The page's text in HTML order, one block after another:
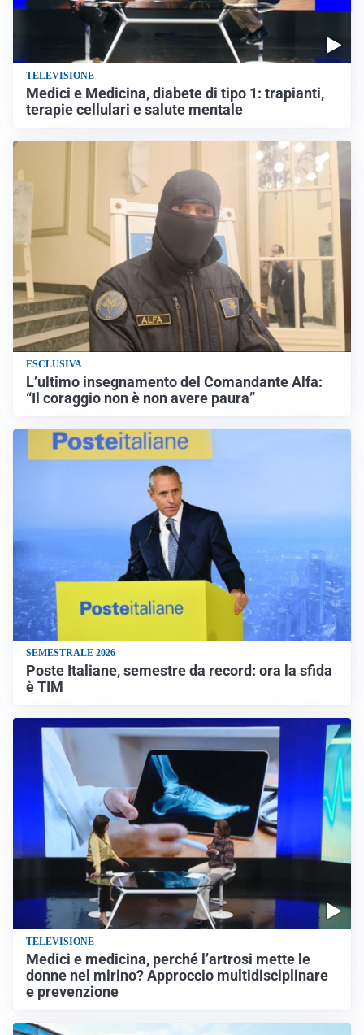
TELEVISIONE
Medici e Medicina, diabete di tipo 1: trapianti,
terapie cellulari e salute mentale
ESCLUSIVA
L’ultimo insegnamento del Comandante Alfa:
“Il coraggio non è non avere paura”
SEMESTRALE 2026
Poste Italiane, semestre da record: ora la sfida
è TIM
TELEVISIONE
Medici e medicina, perché l’artrosi mette le
donne nel mirino? Approccio multidisciplinare
e prevenzione